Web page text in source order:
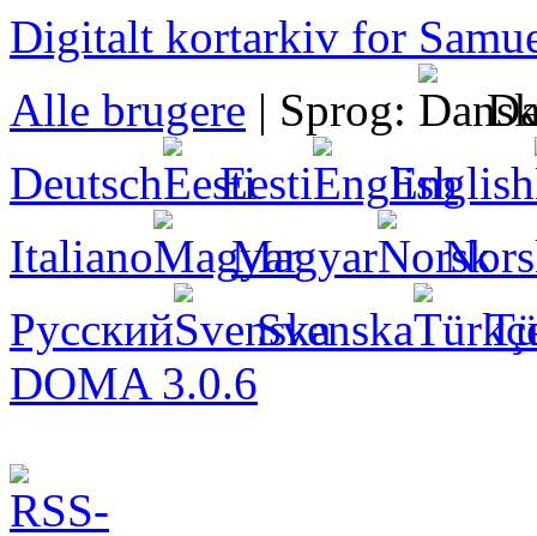
Digitalt kortarkiv for
Alle brugere | Sprog:
Deutsch
Eesti
English
Italiano
Magyar
Русский
Svenska
DOMA 3.0.6